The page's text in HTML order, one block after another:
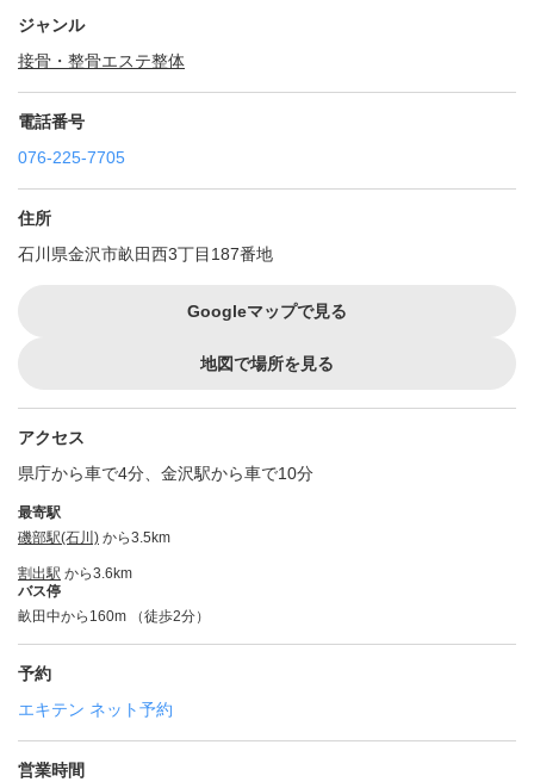
ジャンル
接骨・整骨エステ整体
電話番号
076-225-7705
住所
石川県金沢市畝田西3丁目187番地
Googleマップで見る
地図で場所を見る
アクセス
県庁から車で4分、金沢駅から車で10分
最寄駅
磯部駅(石川) から3.5km
割出駅 から3.6km
バス停
畝田中から160m （徒歩2分）
予約
エキテン ネット予約
営業時間